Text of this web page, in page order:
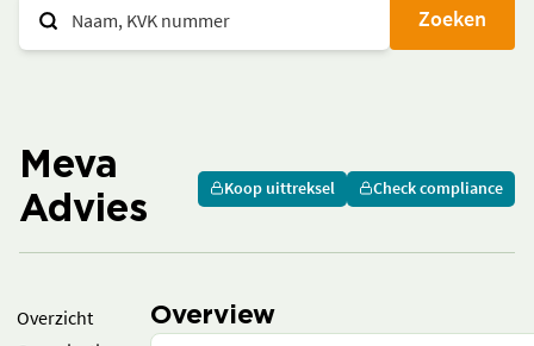
Zoeken
Meva
Advies
Koop uittreksel Check compliance
Overzicht
Overview